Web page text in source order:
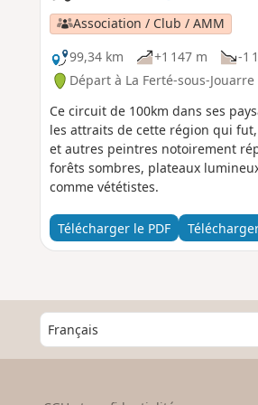
Association / Club / AMM
99,34 km
+1 147 m -1
Départ à La Ferté-sous-
Ce circuit de 100km dans ses
les attraits de cette région qui
et autres peintres notoirement
forêts sombres, plateaux
comme vététistes.
Télécharger le PDF
C
h
o